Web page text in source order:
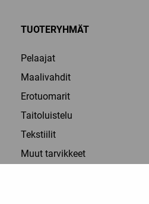
TUOTERYHMÄT
Pelaajat
Maalivahdit
Erotuomarit
Taitoluistelu
Tekstiilit
Muut tarvikkeet